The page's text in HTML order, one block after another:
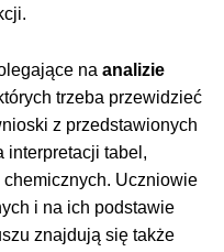
naanalizie
trzeba przewidzieć
z przedstawionych
interpretacji tabel,
Uczniowie
i na ich podstawie
znajdują się także